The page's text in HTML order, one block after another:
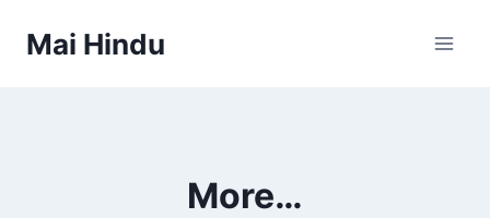
Mai Hindu
More…